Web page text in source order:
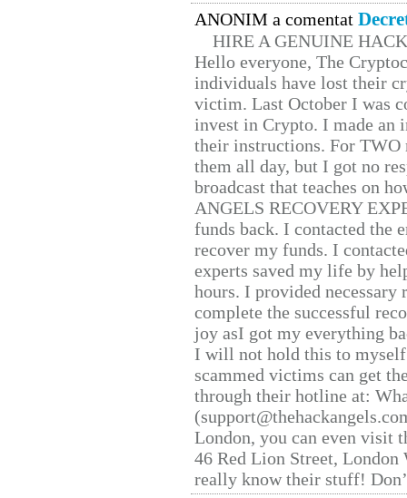
ANONIM a comentat
HIRE A GENUINE
Hello everyone, The
individuals have lost their
victim. Last October I was
invest in Crypto. I made
their instructions. For TWO
them all day, but I got no
broadcast that teaches on
ANGELS RECOVERY
funds back. I contacted the
recover my funds. I
experts saved my life by
hours. I provided
complete the successful
joy asI got my everything
I will not hold this to
scammed victims can get
through their hotline at:
London, you can even visit
46 Red Lion Street, London
really know their stuff!